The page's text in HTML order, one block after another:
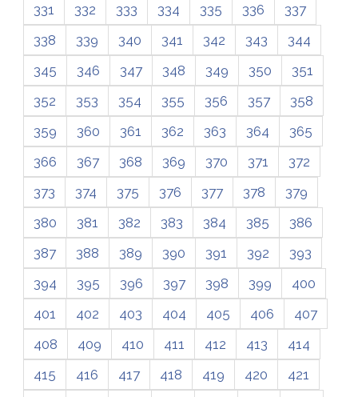
331
332 333 334 335 336
337
338
339 340 341 342 343
344
345
346 347 348 349 350
351
352
353 354 355 356 357
358
359
360 361 362 363 364
365
366
367 368 369 370 371
372
373
374 375 376 377 378
379
380
381 382 383 384 385
386
387
388 389 390 391 392
393
394
395 396 397 398 399
400
401
402 403 404 405 406
407
408
409 410 411 412 413
414
415
416 417 418 419 420
421